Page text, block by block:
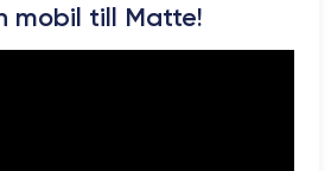
mobil till Matte!